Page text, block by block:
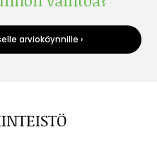
arviokäynnille ›